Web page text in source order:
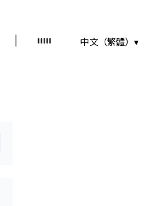
中文（繁體）▾